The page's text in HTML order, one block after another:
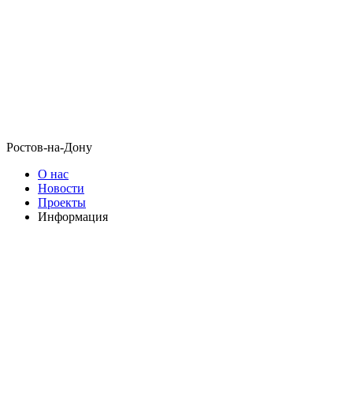
Ростов-на-Дону
О нас
Новости
Проекты
Информация